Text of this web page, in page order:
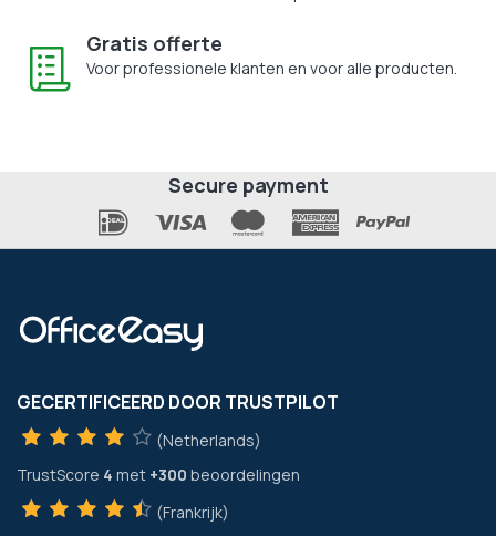
Gratis offerte
Voor professionele klanten en voor alle producten.
Secure payment
GECERTIFICEERD DOOR TRUSTPILOT
(Netherlands)
TrustScore 4 met +300 beoordelingen
(Frankrijk)